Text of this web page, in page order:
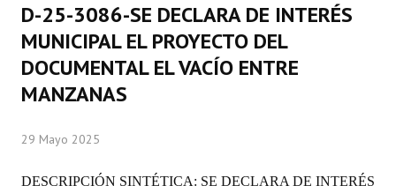
Integrantes del Concejo
Comisiones Permanentes
Comisiones Especiales
Concejales Mandato Cumplido
Programas
D-25-3086-SE DECLARA DE INTERÉS
MUNICIPAL EL PROYECTO DEL
DOCUMENTAL EL VACÍO ENTRE
MANZANAS
29 Mayo 2025
DESCRIPCIÓN SINTÉTICA: SE DECLARA DE INTERÉS